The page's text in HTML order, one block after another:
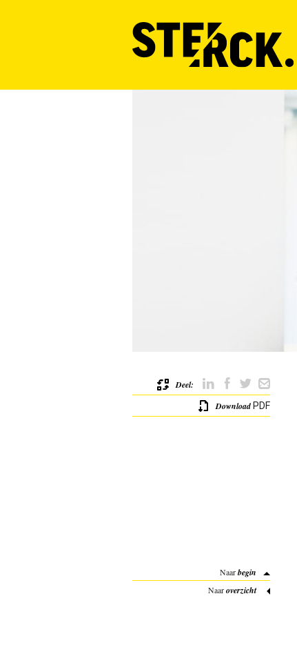
Deel:
DownloadPDF
Naarbegin
Naaroverzicht